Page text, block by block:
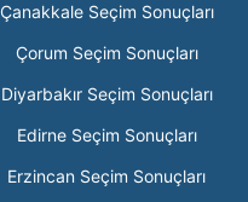
Çanakkale Seçim Sonuçları
Çorum Seçim Sonuçları
Diyarbakır Seçim Sonuçları
Edirne Seçim Sonuçları
Erzincan Seçim Sonuçları